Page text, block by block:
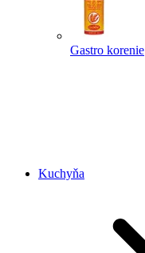
Gastro korenie
Kuchyňa